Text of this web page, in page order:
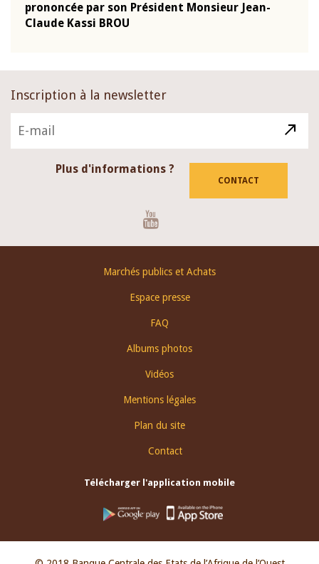
prononcée par son Président Monsieur Jean-
Claude Kassi BROU
Inscription à la newsletter
Plus d'informations ?
CONTACT
Marchés publics et Achats
Espace presse
FAQ
Albums photos
Vidéos
Mentions légales
Plan du site
Contact
Télécharger l'application mobile